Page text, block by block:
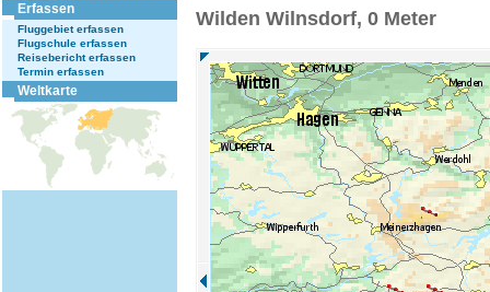
Erfassen
Fluggebiet erfassen
Flugschule erfassen
Reisebericht erfassen
Termin erfassen
Weltkarte
Wilden Wilnsdorf, 0 Meter